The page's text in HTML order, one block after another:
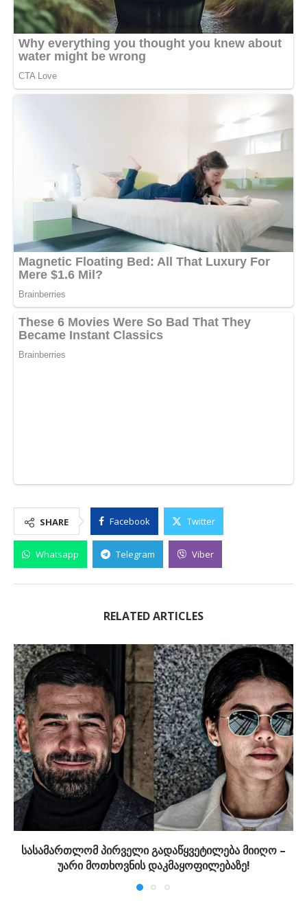
SHARE Facebook Twitter
Whatsapp Telegram Viber
RELATED ARTICLES
სასამართლომ პირველი გადაწყვეტილება მიიღო –
უარი მოთხოვნის დაკმაყოფილებაზე!